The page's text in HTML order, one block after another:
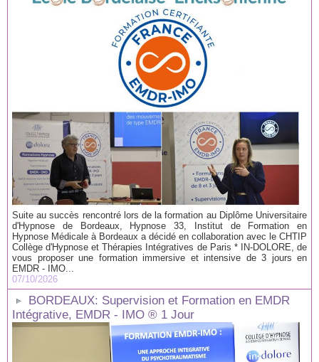
Suite au succès rencontré lors de la formation au Diplôme Universitaire
d'Hypnose de Bordeaux, Hypnose 33, Institut de Formation en
Hypnose Médicale à Bordeaux a décidé en collaboration avec le CHTIP
Collège d'Hypnose et Thérapies Intégratives de Paris * IN-DOLORE, de
vous proposer une formation immersive et intensive de 3 jours en
EMDR - IMO...
07/10/2026
BORDEAUX: Supervision et Formation en EMDR
Intégrative, EMDR - IMO ® 1 Jour